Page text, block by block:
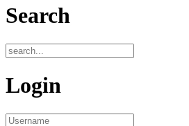
Search
Login